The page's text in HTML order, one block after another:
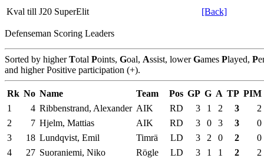
Kval till J20 SuperElit [Back]
Defenseman Scoring Leaders
Sorted by higherTotal Points, Goal, Assist, lowerGames Played, P
and higher Positive participation (+).
Rk No Name Team Pos GP G A TP PIM
1
4 Ribbenstrand, Alexander AIK RD 3 1 2 3
2
2
7 Hjelm, Mattias AIK RD 3 0 3 3
0
3
18 Lundqvist, Emil Timrä LD 3 2 0 2
0
4
27 Suoraniemi, Niko Rögle LD 3 1 1 2
2